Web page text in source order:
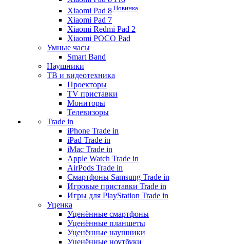
Xiaomi Pad 8 Новинка
Xiaomi Pad 7
Xiaomi Redmi Pad 2
Xiaomi POCO Pad
Умные часы
Smart Band
Наушники
ТВ и видеотехника
Проекторы
TV приставки
Мониторы
Телевизоры
Trade in
iPhone Trade in
iPad Trade in
iMac Trade in
Apple Watch Trade in
AirPods Trade in
Смартфоны Samsung Trade in
Игровые приставки Trade in
Игры для PlayStation Trade in
Уценка
Уценённые смартфоны
Уценённые планшеты
Уценённые наушники
Уценённые ноутбуки